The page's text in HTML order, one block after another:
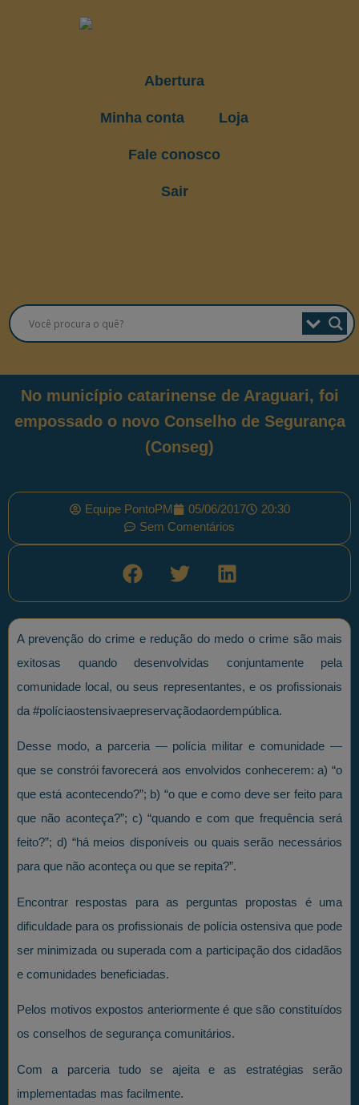
Abertura
Minha conta Loja
Fale conosco
Sair
No município catarinense de Araguari, foi
empossado o novo Conselho de Segurança
(Conseg)
Equipe PontoPM 05/06/2017
20:30
Sem Comentários
A prevenção do crime e redução do medo o crime são mais
exitosas quando desenvolvidas conjuntamente pela
comunidade local, ou seus representantes, e os profissionais
da #políciaostensivaepreservaçãodaordempública.
Desse modo, a parceria — polícia militar e comunidade —
que se constrói favorecerá aos envolvidos conhecerem: a) “o
que está acontecendo?”; b) “o que e como deve ser feito para
que não aconteça?”; c) “quando e com que frequência será
feito?”; d) “há meios disponíveis ou quais serão necessários
para que não aconteça ou que se repita?”.
Encontrar respostas para as perguntas propostas é uma
dificuldade para os profissionais de polícia ostensiva que pode
ser minimizada ou superada com a participação dos cidadãos
e comunidades beneficiadas.
Pelos motivos expostos anteriormente é que são constituídos
os conselhos de segurança comunitários.
Com a parceria tudo se ajeita e as estratégias serão
implementadas mas facilmente.